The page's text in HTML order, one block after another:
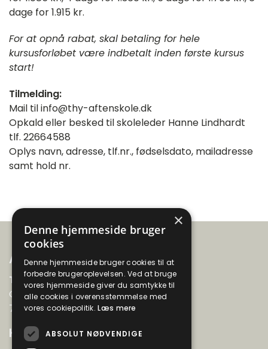
dage for 1.915 kr.
For at opnå rabat, skal betaling for hele
kursusforløbet være indbetalt inden første kursus
start!
Tilmelding:
Mail til info@thy-aftenskole.dk
Opkald eller besked til skoleleder Hanne Lindhardt
tlf. 22664588
Oplys navn, adresse, tlf.nr., fødselsdato, mailadresse
samt hold nr.
Adresse
Thyboernes Aftenskole
Gyvelvænget 99
7730 Hanstholm
Kontakt
×
Denne hjemmeside bruger
cookies
Denne hjemmeside bruger cookies til at
forbedre brugeroplevelsen. Ved at bruge
vores hjemmeside giver du samtykke til
alle cookies i overensstemmelse med
vores cookiepolitik.Læs mere
ABSOLUT NØDVENDIGE